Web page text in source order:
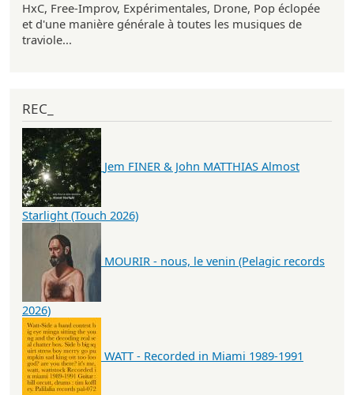
HxC, Free-Improv, Expérimentales, Drone, Pop éclopée
et d'une manière générale à toutes les musiques de
traviole...
REC_
Jem FINER & John MATTHIAS Almost
Starlight (Touch 2026)
MOURIR - nous, le venin (Pelagic records
2026)
WATT - Recorded in Miami 1989-1991